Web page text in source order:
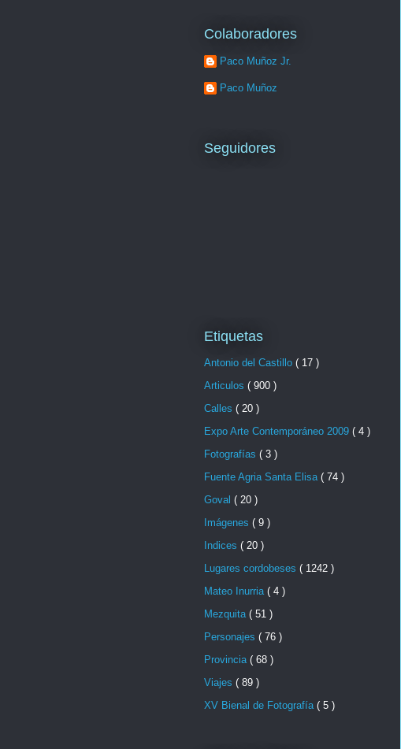
Colaboradores
Paco Muñoz Jr.
Paco Muñoz
Seguidores
Etiquetas
Antonio del Castillo ( 17 )
Articulos ( 900 )
Calles ( 20 )
Expo Arte Contemporáneo 2009 ( 4 )
Fotografías ( 3 )
Fuente Agria Santa Elisa ( 74 )
Goval ( 20 )
Imágenes ( 9 )
Indices ( 20 )
Lugares cordobeses ( 1242 )
Mateo Inurria ( 4 )
Mezquita ( 51 )
Personajes ( 76 )
Provincia ( 68 )
Viajes ( 89 )
XV Bienal de Fotografía ( 5 )